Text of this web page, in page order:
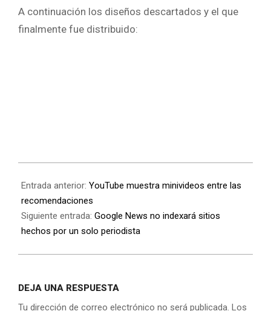
A continuación los diseños descartados y el que
finalmente fue distribuido:
Entrada anterior: YouTube muestra minivideos entre las
recomendaciones
Siguiente entrada: Google News no indexará sitios
hechos por un solo periodista
DEJA UNA RESPUESTA
Tu dirección de correo electrónico no será publicada. Los